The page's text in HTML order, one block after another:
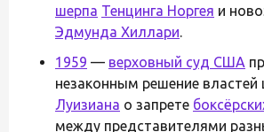
шерпа Тенцинга Норгея и
Эдмунда Хиллари.
1959 — верховный суд США
незаконным решение властей
Луизиана о запрете
между представителями